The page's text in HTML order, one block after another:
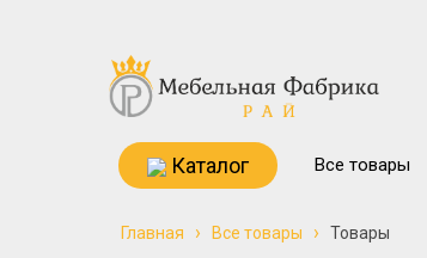
Все товары
Каталог
Главная › Все товары › Товары